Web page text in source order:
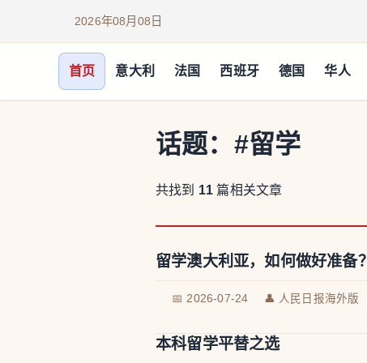
2026年08月08日
首页 意大利 法国 西班牙 德国 华人
话题： #留学
共找到 11 篇相关文章
留学澳大利亚，如何做好准备？
📅 2026-07-24 👤 人民日报海外版
本科留学平替之选